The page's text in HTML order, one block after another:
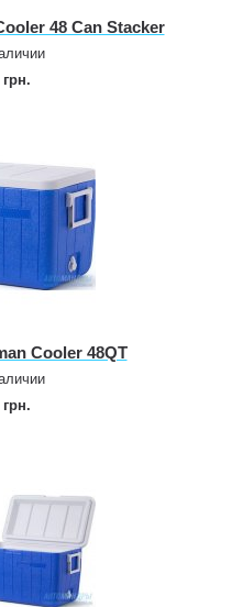
48 Can Stacker
Cooler 48QT